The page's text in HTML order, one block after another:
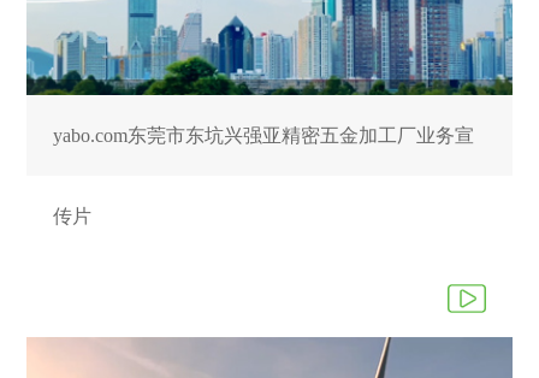
yabo.com东莞市东坑兴强亚精密五金加工厂业务宣
传片